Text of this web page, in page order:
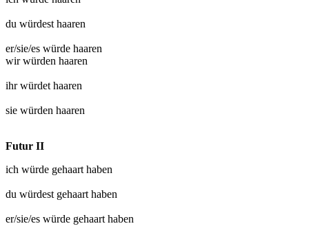
du würdesthaaren
er/sie/es würde haaren
wir würden haaren
ihr würdethaaren
sie würden haaren
Futur II
ich würde gehaarthaben
du würdest gehaarthaben
er/sie/es würde gehaarthaben